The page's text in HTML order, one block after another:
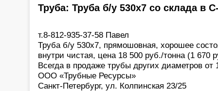
Труба: Труба б/у 530х7 со склада в
т.8-812-935-37-58 Павел
Труба б/у 530х7, прямошовная, хорошее
внутри чистая, цена 18 500 руб./тонна (1 670
Всегда в продаже трубы других диаметров
ООО «Трубные Ресурсы»
Санкт-Петербург, ул. Колпинская 23/25